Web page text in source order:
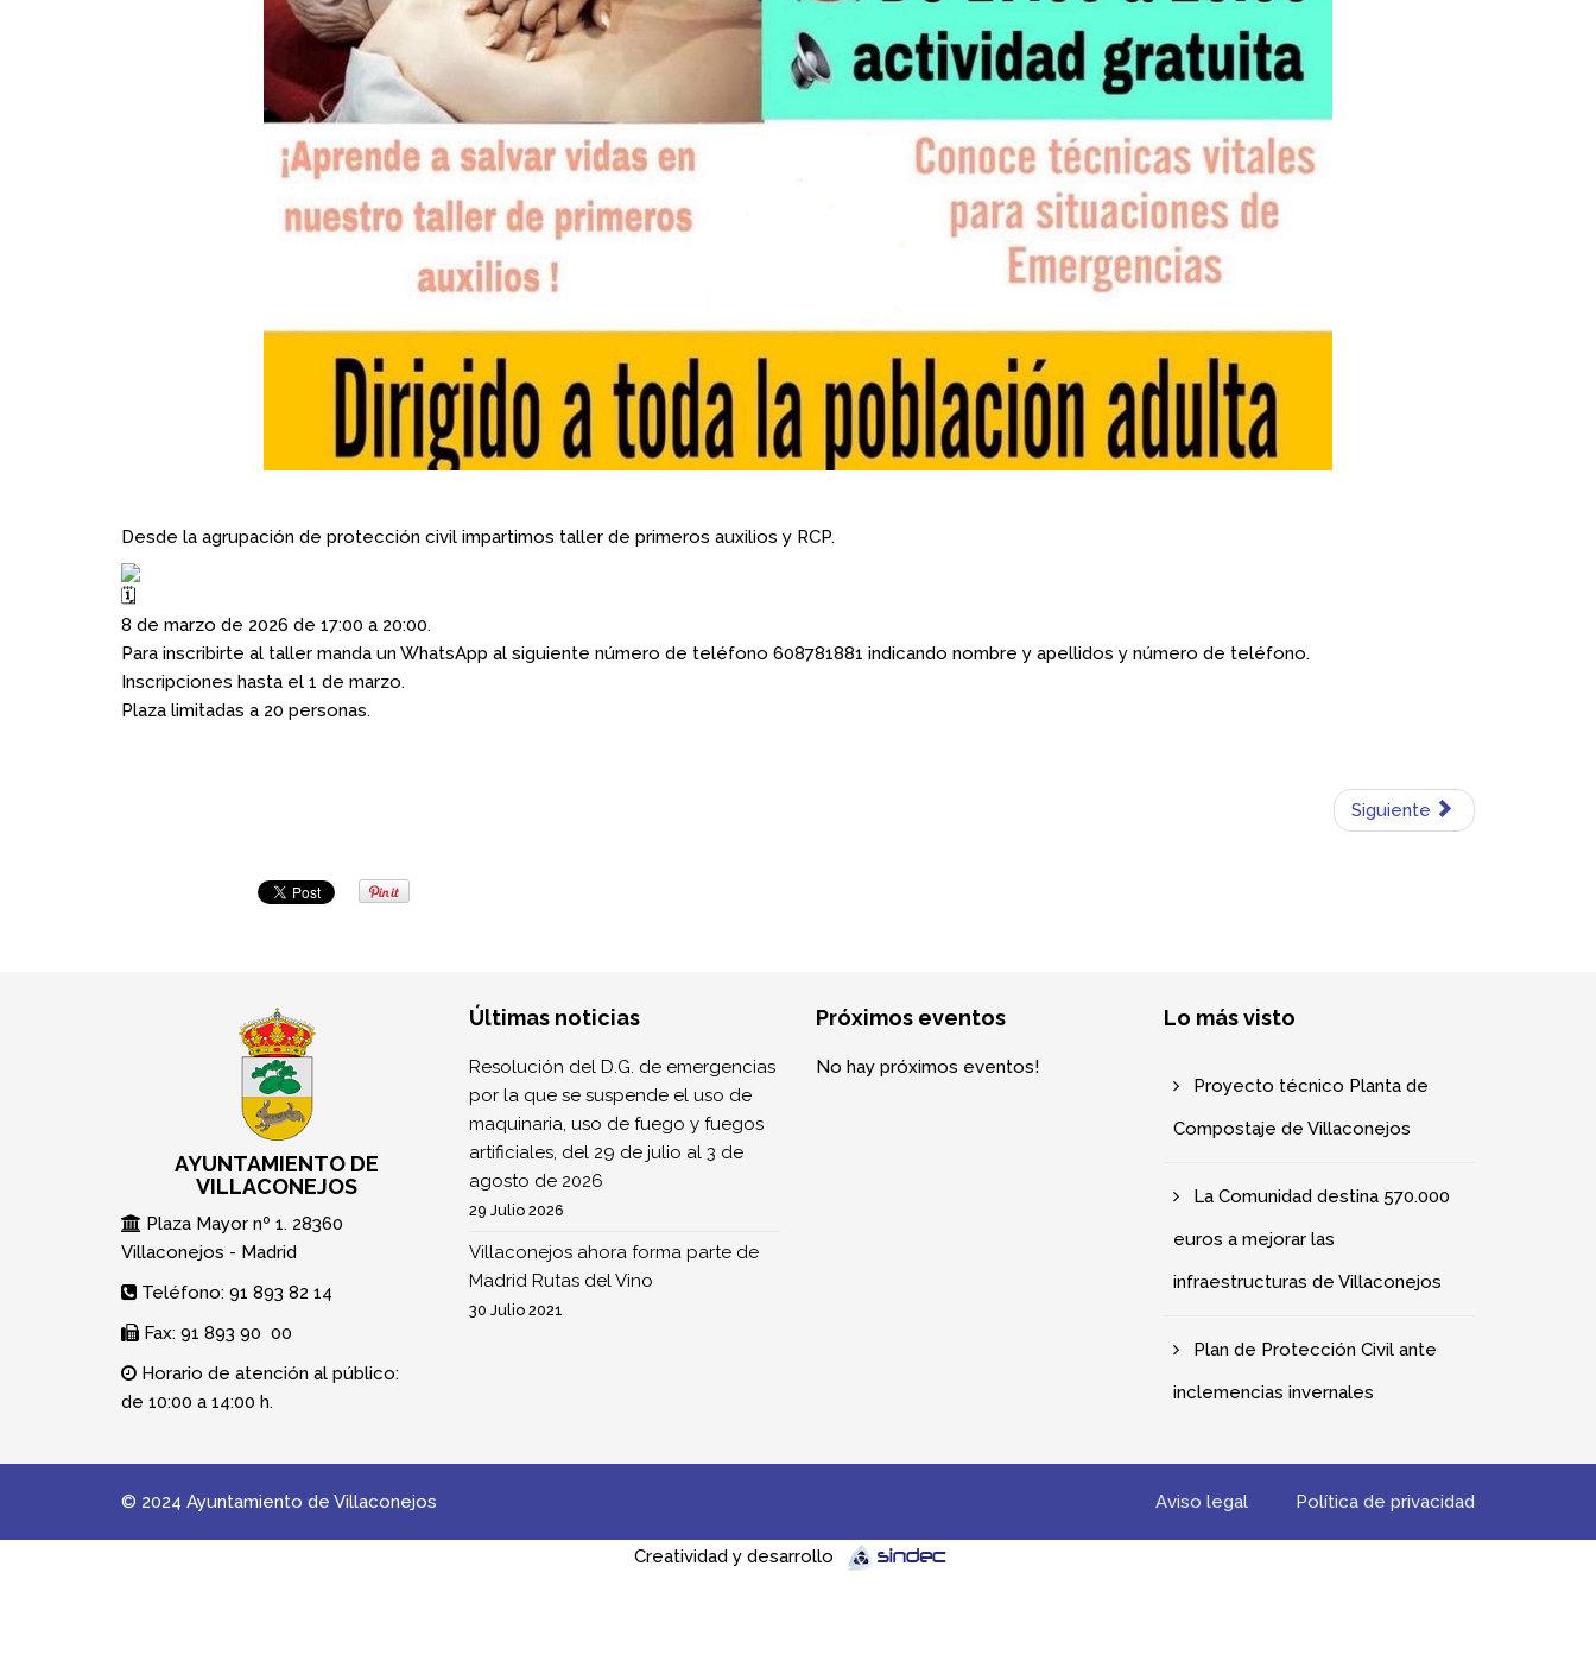
Desde la agrupación de protección civil impartimos taller de primeros auxilios y RCP.
8 de marzo de 2026 de 17:00 a 20:00.
Para inscribirte al taller manda un WhatsApp al siguiente número de teléfono 608781881 indicando nombre y apellidos y número de teléfono.
Inscripciones hasta el 1 de marzo.
Plaza limitadas a 20 personas.
Siguiente
AYUNTAMIENTO DE
VILLACONEJOS
Plaza Mayor nº 1. 28360
Villaconejos - Madrid
Teléfono: 91 893 82 14
Fax: 91 893 90 00
Horario de atención al público:
de 10:00 a 14:00 h.
Últimas noticias
Resolución del D.G. de emergencias
por la que se suspende el uso de
maquinaria, uso de fuego y fuegos
artificiales, del 29 de julio al 3 de
agosto de 2026
29 Julio 2026
Villaconejos ahora forma parte de
Madrid Rutas del Vino
30 Julio 2021
Próximos eventos
No hay próximos eventos!
Lo más visto
Proyecto técnico Planta de
Compostaje de Villaconejos
La Comunidad destina 570.000
euros a mejorar las
infraestructuras de Villaconejos
Plan de Protección Civil ante
inclemencias invernales
© 2024 Ayuntamiento de Villaconejos Aviso legal Política de privacidad
Creatividad y desarrollo